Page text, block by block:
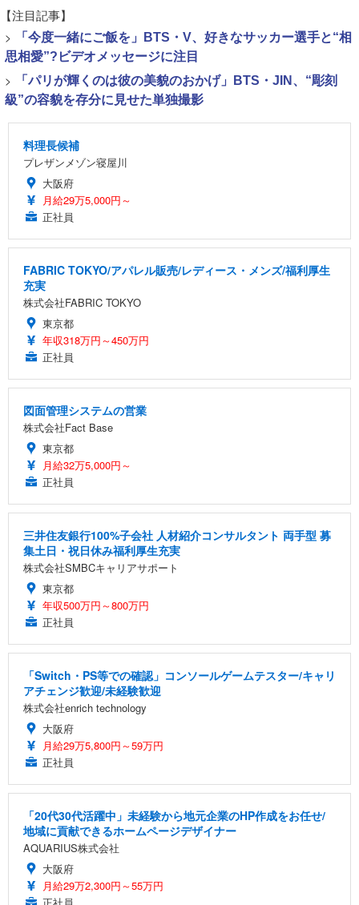
【注目記事】
>
「今度一緒にご飯を」BTS・V、好きなサッカー選手と“相
思相愛”?ビデオメッセージに注目
>
「パリが輝くのは彼の美貌のおかげ」BTS・JIN、“彫刻
級”の容貌を存分に見せた単独撮影
料理長候補
プレザンメゾン寝屋川
大阪府
月給29万5,000円～
正社員
FABRIC TOKYO/アパレル販売/レディース・メンズ/福利厚生
充実
株式会社FABRIC TOKYO
東京都
年収318万円～450万円
正社員
図面管理システムの営業
株式会社Fact Base
東京都
月給32万5,000円～
正社員
三井住友銀行100%子会社 人材紹介コンサルタント 両手型 募
集土日・祝日休み福利厚生充実
株式会社SMBCキャリアサポート
東京都
年収500万円～800万円
正社員
「Switch・PS等での確認」コンソールゲームテスター/キャリ
アチェンジ歓迎/未経験歓迎
株式会社enrich technology
大阪府
月給29万5,800円～59万円
正社員
「20代30代活躍中」未経験から地元企業のHP作成をお任せ/
地域に貢献できるホームページデザイナー
AQUARIUS株式会社
大阪府
月給29万2,300円～55万円